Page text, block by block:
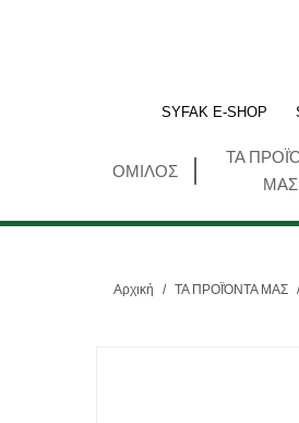
SYFAK E-SHOP
ΟΜΙΛΟΣ
ΤΑ
ΜΑΣ
Αρχική / ΤΑ ΠΡΟΪΌΝΤΑ ΜΑΣ /